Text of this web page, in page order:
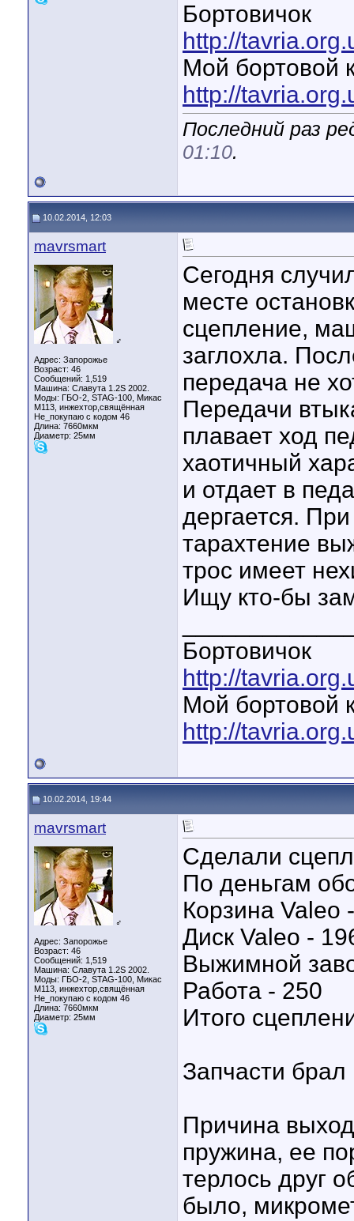
Бортовичок
http://
Мой бортовой
http://
Последний раз
01:10.
10.02.2014, 12:03
mavrsmart
♂
Адрес: Запорожье
Возраст: 46
Сообщений: 1,519
Машина: Славута 1.2S 2002.
Моды: ГБО-2, STAG-100, Микас
М113, инжехтор,свящённая
Не_покупаю с кодом 46
Длина: 7660мкм
Диаметр: 25мм
Сегодня
месте
сцепление,
заглохла.
передача не
Передачи
плавает ход
хаотичный
и отдает в
дергается.
тарахтение
трос имеет
Ищу кто-бы
Бортовичок
http://
Мой бортовой
http://
10.02.2014, 19:44
mavrsmart
♂
Адрес: Запорожье
Возраст: 46
Сообщений: 1,519
Машина: Славута 1.2S 2002.
Моды: ГБО-2, STAG-100, Микас
М113, инжехтор,свящённая
Не_покупаю с кодом 46
Длина: 7660мкм
Диаметр: 25мм
Сделали
По деньгам
Корзина Valeo
Диск Valeo -
Выжимной
Работа - 250
Итого
Запчасти брал
Причина
пружина, ее
терлось друг
было,